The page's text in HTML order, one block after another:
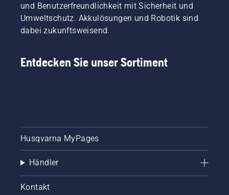
und Benutzerfreundlichkeit mit Sicherheit und
Umweltschutz. Akkulösungen und Robotik sind
dabei zukunftsweisend.
Entdecken Sie unser Sortiment
Husqvarna MyPages
Händler
Kontakt